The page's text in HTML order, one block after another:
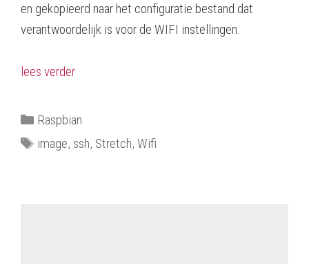
en gekopieerd naar het configuratie bestand dat
verantwoordelijk is voor de WIFI instellingen.
lees verder
Categorieën
Raspbian
Tags
image, ssh, Stretch,Wifi